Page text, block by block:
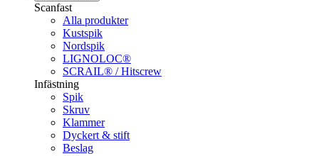
Scanfast
Alla produkter
Kustspik
Nordspik
LIGNOLOC®
SCRAIL® / Hitscrew
Infästning
Spik
Skruv
Klammer
Dyckert & stift
Beslag